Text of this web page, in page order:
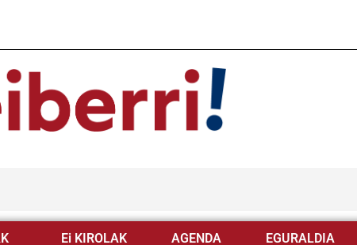
Ei KIROLAK AGENDA EGURALDIA